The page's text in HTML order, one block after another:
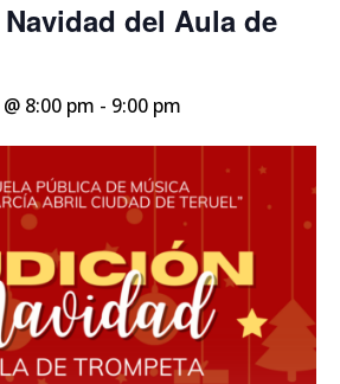
del Aula de
8:00 pm - 9:00 pm